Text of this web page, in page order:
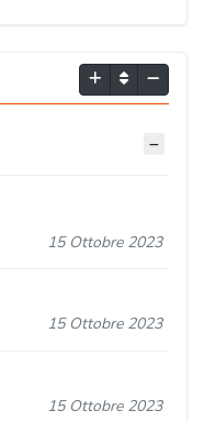
15 Ottobre 2023
15 Ottobre 2023
15 Ottobre 2023